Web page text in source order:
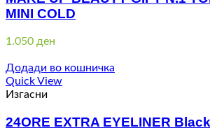
MINI COLD
1.050 ден
Додади во кошничка
Quick View
Изгасни
24ORE EXTRA EYELINER